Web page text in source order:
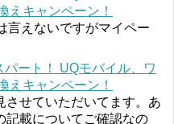
えキャンペーン！
言えないですがマイペー
パート！ UQモバイル、ワ
えキャンペーン！
させていただいてます。あ
記載についてご確認なの